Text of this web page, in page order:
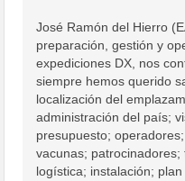
José Ramón del Hierro
preparación, gestión y
expediciones DX, nos
siempre hemos querido
localización del
administración del país;
presupuesto;
vacunas;
logística; instalación;